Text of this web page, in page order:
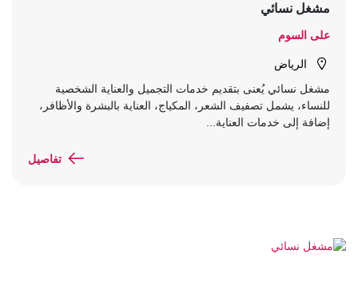
مشغل نسائي
على السوم
الرياض
مشغل نسائي يُعنى بتقديم خدمات التجميل والعناية الشخصية
للنساء، يشمل تصفيف الشعر، المكياج، العناية بالبشرة والأظافر،
إضافة إلى خدمات العناية...
تفاصيل